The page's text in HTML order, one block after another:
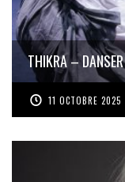
THIKRA –
11 OCTOBRE 2025